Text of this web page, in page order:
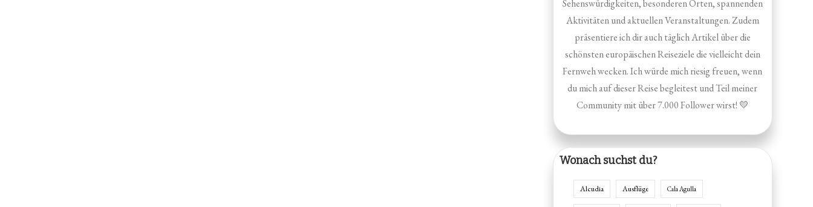
Sehenswürdigkeiten, besonderen Orten, spannenden
Aktivitäten und aktuellen Veranstaltungen. Zudem
präsentiere ich dir auch täglich Artikel über die
schönsten europäischen Reiseziele die vielleicht dein
Fernweh wecken. Ich würde mich riesig freuen, wenn
du mich auf dieser Reise begleitest und Teil meiner
Community mit über 7.000 Follower wirst! 💛
Wonach suchst du?
Alcudia Ausflüge Cala Agulla